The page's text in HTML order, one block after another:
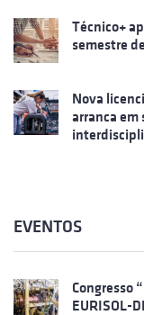
Técnico+
semestre
Nova
arranca em
EVENTOS
Congresso
EURISOL-